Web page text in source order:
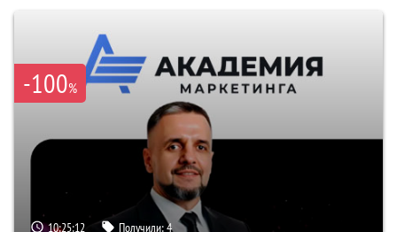
-100%
10:25:11 Получили:4